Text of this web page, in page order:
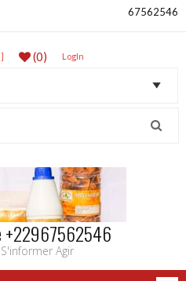
67562546
] (0) LogIn
+22967562546
Agir